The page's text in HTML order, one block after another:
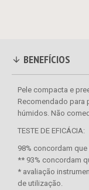
BENEFÍCIOS
Pele compacta e
Recomendado para
húmidos. Não
TESTE DE EFICÁCIA:
98% concordam
** 93% concordam
* avaliação
de utilização.